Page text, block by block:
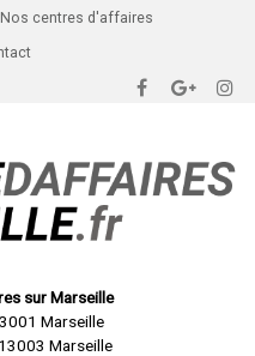
Nos centres d'affaires
sur Marseille
Marseille
Marseille